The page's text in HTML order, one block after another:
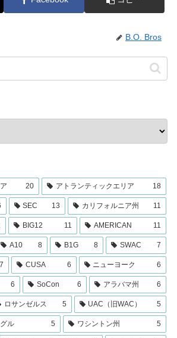
B.O. Bros
20 アトランティックエリア 18
SEC 13 カリフォルニア州 11
BIG12 11 AMERICAN 11
A10 8 B1G 8 SWAC 7
7 CUSA 6 ニューヨーク 6
6 SoCon 6 アラバマ州 6
ロサンゼルス 5 UAC（旧WAC） 5
ル 5 ワシントン州 5